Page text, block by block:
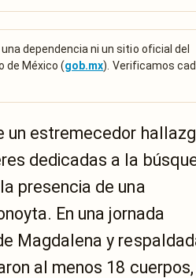
dependencia ni un sitio oficial del
de México (gob.mx). Verificamos
un estremecedor
dedicadas a la
presencia de una
En una jornada
Magdalena y
al menos 18 cuerpos,